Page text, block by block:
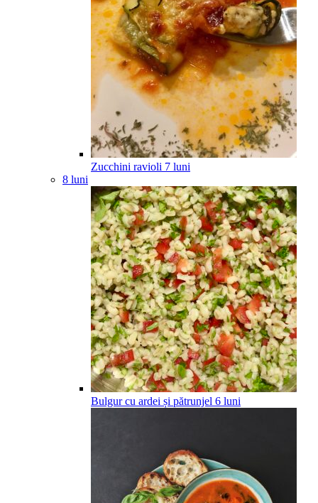
Zucchini ravioli 7 luni
8 luni
Bulgur cu ardei și pătrunjel 6 luni